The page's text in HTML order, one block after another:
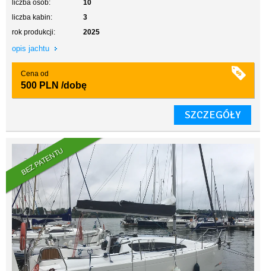
liczba osób:
10
liczba kabin:
3
rok produkcji:
2025
opis jachtu
Cena od
500 PLN /dobę
SZCZEGÓŁY
BEZ PATENTU